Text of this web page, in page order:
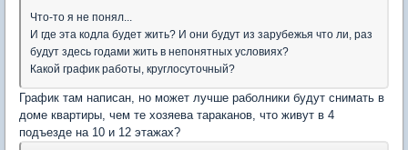
Что-то я не понял...
И где эта кодла будет жить? И они будут из зарубежья что ли, раз
будут здесь годами жить в непонятных условиях?
Какой график работы, круглосуточный?
График там написан, но может лучше раболники будут снимать в
доме квартиры, чем те хозяева тараканов, что живут в 4
подъезде на 10 и 12 этажах?